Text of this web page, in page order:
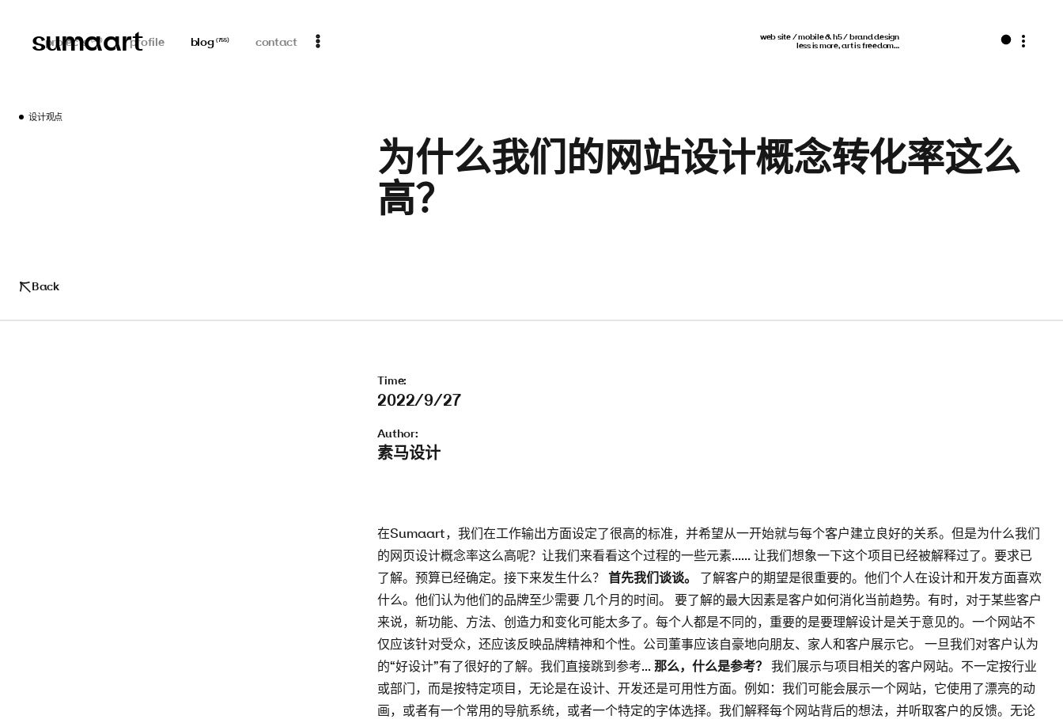
sumaart
projects (313) profile blog (755) contact
web site / mobile & h5 / brand design
less is more, art is freedom…
设计观点
Back
为什么我们的网站设计概念转化率这么
高？
Time:
2022/9/27
Author:
素马设计
在Sumaart，我们在工作输出方面设定了很高的标准，并希望从一开始就与每个客户建立良好的关系。但是为什么我们
的网页设计概念率这么高呢？让我们来看看这个过程的一些元素...... 让我们想象一下这个项目已经被解释过了。要求已
了解。预算已经确定。接下来发生什么？首先我们谈谈。
了解客户的期望是很重要的。他们个人在设计和开发方面喜欢
什么。他们认为他们的品牌至少需要 几个月的时间。 要了解的最大因素是客户如何消化当前趋势。有时，对于某些客户
来说，新功能、方法、创造力和变化可能太多了。每个人都是不同的，重要的是要理解设计是关于意见的。一个网站不
仅应该针对受众，还应该反映品牌精神和个性。公司董事应该自豪地向朋友、家人和客户展示它。 一旦我们对客户认为
的“好设计”有了很好的了解。我们直接跳到参考...那么，什么是参考？ 我们展示与项目相关的客户网站。不一定按行业
或部门，而是按特定项目，无论是在设计、开发还是可用性方面。例如：我们可能会展示一个网站，它使用了漂亮的动
画，或者有一个常用的导航系统，或者一个特定的字体选择。我们解释每个网站背后的想法，并听取客户的反馈。无论